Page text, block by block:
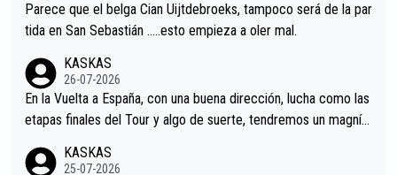
astian.Si en la Vuelta a Burgos sigue la mejoría, podríamos ten
er alguna sorpresa en la Vuelta.Ojalá.
Parece que el belga Cian Uijtdebroeks, tampoco será de la par
tida en San Sebastián …..esto empieza a oler mal.
KASKAS
26-07-2026
En la Vuelta a España, con una buena dirección, lucha como las
etapas finales del Tour y algo de suerte, tendremos un magnífi
KASKAS
25-07-2026